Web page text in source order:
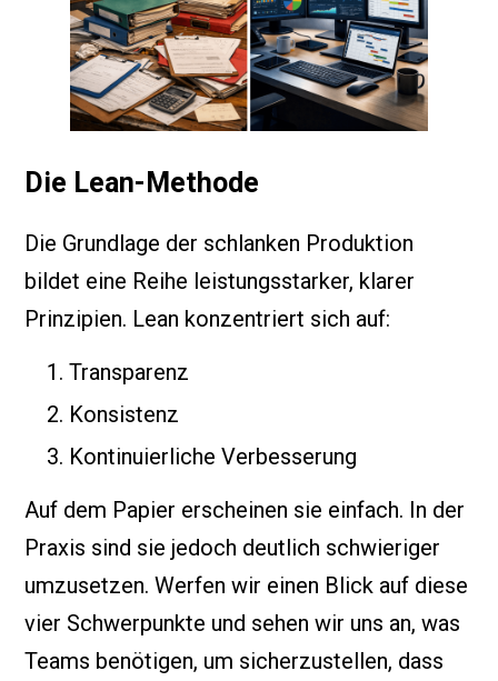
Die Lean-Methode
Die Grundlage der schlanken Produktion
bildet eine Reihe leistungsstarker, klarer
Prinzipien. Lean konzentriert sich auf:
Transparenz
Konsistenz
Kontinuierliche Verbesserung
Auf dem Papier erscheinen sie einfach. In der
Praxis sind sie jedoch deutlich schwieriger
umzusetzen. Werfen wir einen Blick auf diese
vier Schwerpunkte und sehen wir uns an, was
Teams benötigen, um sicherzustellen, dass